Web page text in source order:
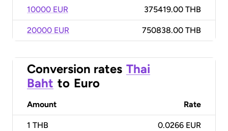
10000 EUR 375419.00 THB
20000 EUR 750838.00 THB
Conversion rates Thai
Baht to Euro
Amount Rate
1 THB 0.0266 EUR